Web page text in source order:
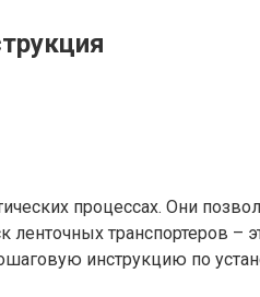
процессах. Они
транспортеров
инструкцию по